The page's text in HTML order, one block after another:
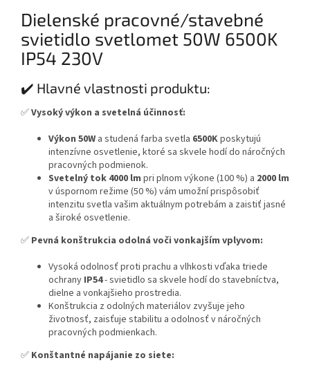
Dielenské pracovné/stavebné
svietidlo svetlomet 50W 6500K
IP54 230V
✔️ Hlavné vlastnosti produktu:
✅Vysoký výkon a svetelná účinnosť:
Výkon 50W a studená farba svetla 6500Kposkytujú
intenzívne osvetlenie, ktoré sa skvele hodí do náročných
pracovných podmienok.
Svetelný tok 4000 lm pri plnom výkone (100 %) a 2000 lm
v úspornom režime (50 %) vám umožní prispôsobiť
intenzitu svetla vašim aktuálnym potrebám a zaistiť jasné
a široké osvetlenie.
✅ Pevná konštrukcia odolná voči vonkajším vplyvom:
Vysoká odolnosť proti prachu a vlhkosti vďaka triede
ochrany IP54- svietidlo sa skvele hodí do stavebníctva,
dielne a vonkajšieho prostredia.
Konštrukcia z odolných materiálov zvyšuje jeho
životnosť, zaisťuje stabilitu a odolnosť v náročných
pracovných podmienkach.
✅ Konštantné napájanie zo siete: